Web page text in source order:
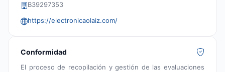
B39297353
https://electronicaolaiz.com/
Conformidad
El proceso de recopilación y gestión de las evaluaciones